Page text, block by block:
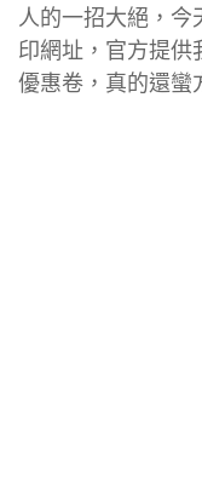
人的一招大絕，今
印網址，官方提供
優惠卷，真的還蠻